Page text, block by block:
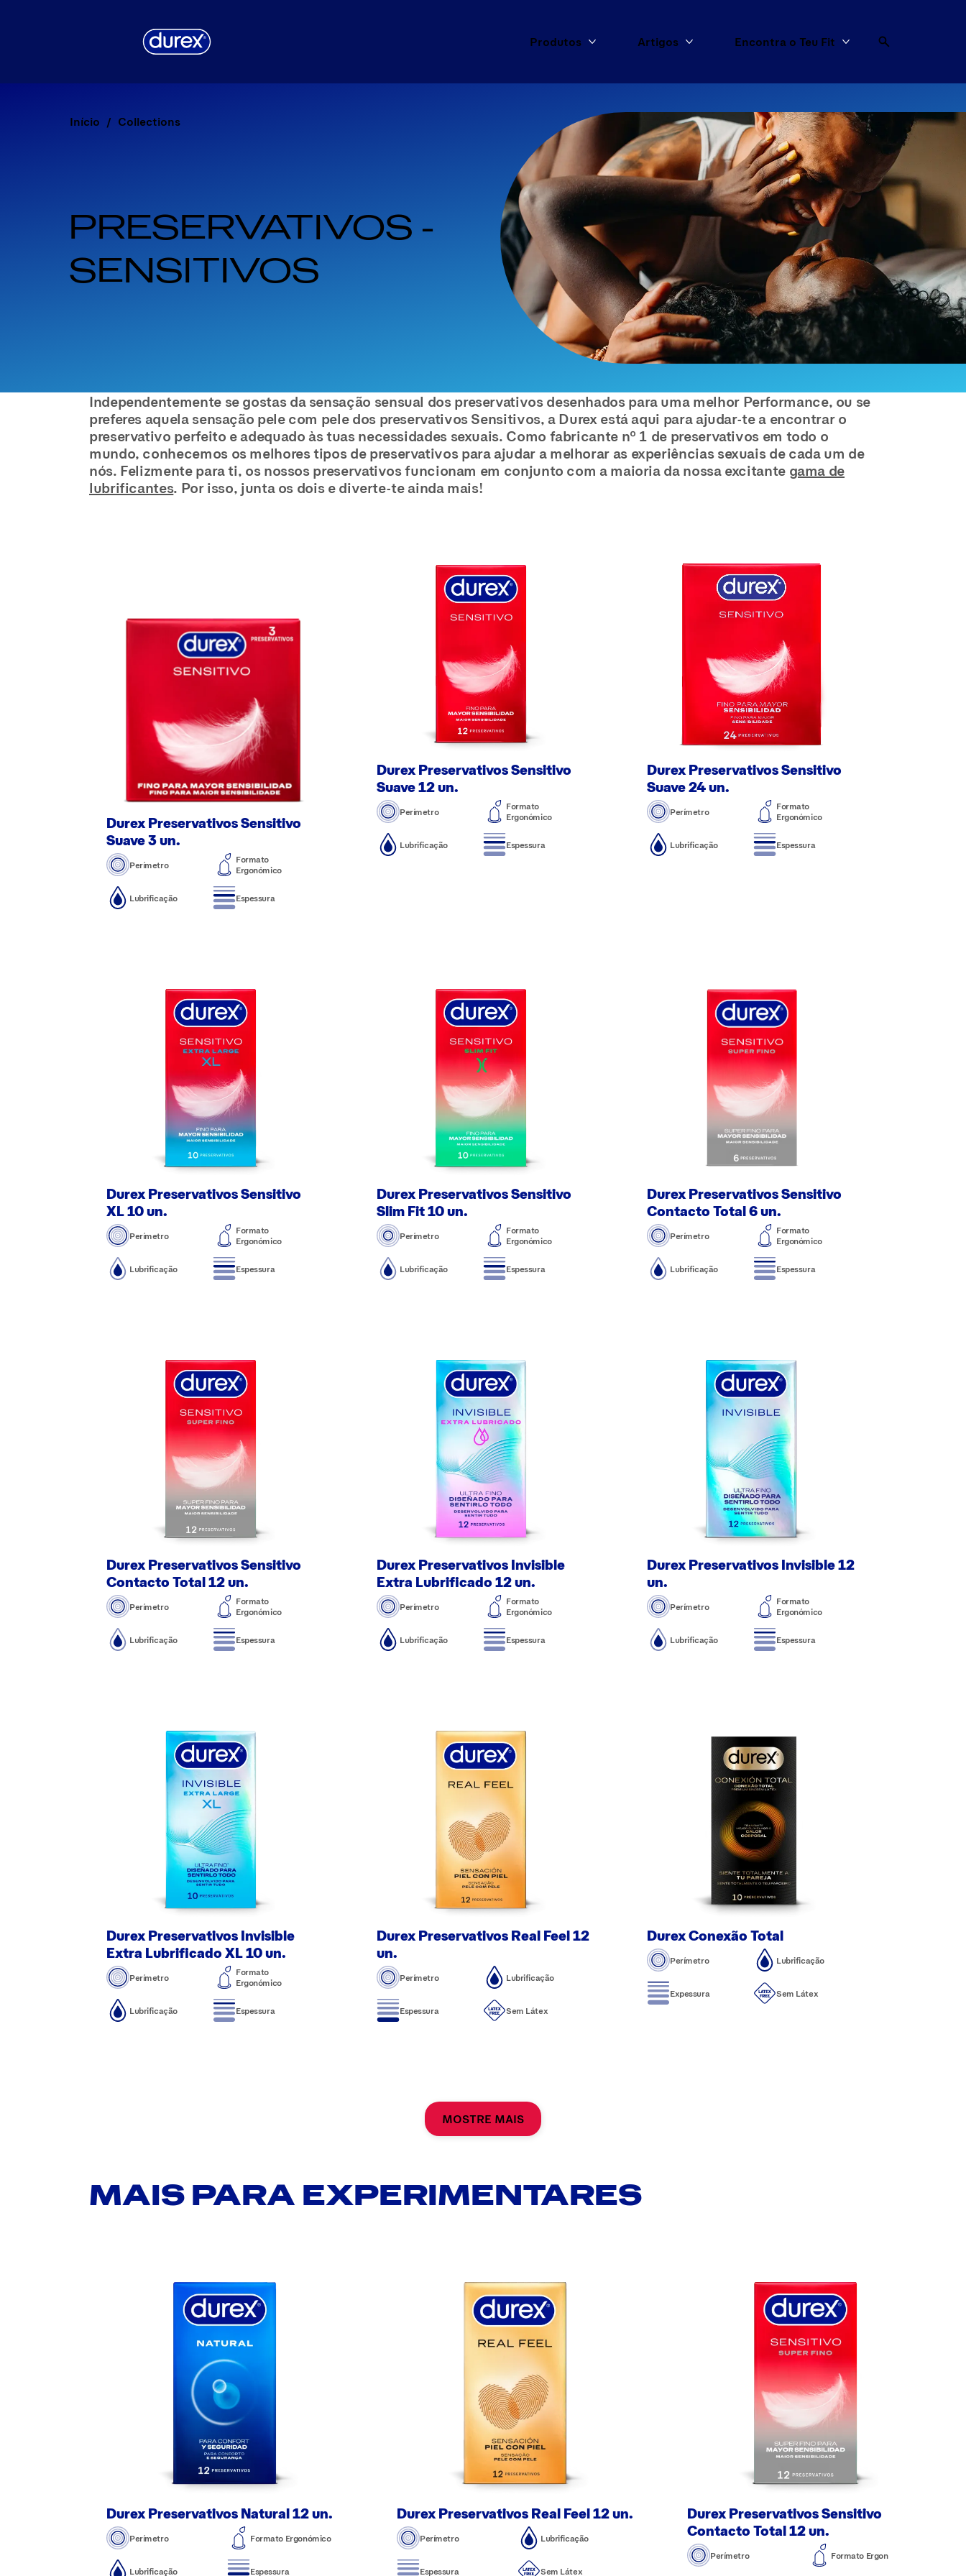
Produtos Mais Produtos
Artigos Mais ArtigosEncontra o Teu Fit Mais Encontra o Teu
Início Collections
PRESERVATIVOS -
SENSITIVOS
Independentemente se gostas da sensação sensual dos preservativos desenhados para uma melhor Performance, ou se
preferes aquela sensação pele com pele dos preservativos Sensitivos, a Durex está aqui para ajudar-te a encontrar o
preservativo perfeito e adequado às tuas necessidades sexuais. Como fabricante nº 1 de preservativos em todo o
mundo, conhecemos os melhores tipos de preservativos para ajudar a melhorar as experiências sexuais de cada um de
nós. Felizmente para ti, os nossos preservativos funcionam em conjunto com a maioria da nossa excitante gama de
lubrificantes. Por isso, junta os dois e diverte-te ainda mais!
Durex Preservativos Sensitivo
Suave 3 un.
Perímetro
Formato
Ergonómico
Lubrificação Espessura
Durex Preservativos Sensitivo
Suave 12 un.
Perímetro
Formato
Ergonómico
Lubrificação Espessura
Durex Preservativos Sensitivo
Suave 24 un.
Perímetro
Formato
Ergonómico
Lubrificação Espessura
Durex Preservativos Sensitivo
XL 10 un.
Perímetro
Formato
Ergonómico
Lubrificação Espessura
Durex Preservativos Sensitivo
Slim Fit 10 un.
Perímetro
Formato
Ergonómico
Lubrificação Espessura
Durex Preservativos Sensitivo
Contacto Total 6 un.
Perímetro
Formato
Ergonómico
Lubrificação Espessura
Durex Preservativos Sensitivo
Contacto Total 12 un.
Perímetro
Formato
Ergonómico
Lubrificação Espessura
Durex Preservativos Invisible
Extra Lubrificado 12 un.
Perímetro
Formato
Ergonómico
Lubrificação Espessura
Durex Preservativos Invisible 12
un.
Perímetro
Formato
Ergonómico
Lubrificação Espessura
Durex Preservativos Invisible
Extra Lubrificado XL 10 un.
Perímetro
Formato
Ergonómico
Lubrificação Espessura
Durex Preservativos Real Feel 12
un.
Perímetro Lubrificação
Espessura Sem Látex
Durex Conexão Total
Perímetro Lubrificação
Expessura Sem Látex
MOSTRE MAIS
MAIS PARA EXPERIMENTARES
Durex Preservativos Natural 12 un.
Perímetro Formato Ergonómico
Lubrificação Espessura
Durex Preservativos Real Feel 12 un.
Perímetro Lubrificação
Espessura Sem Látex
Durex Preservativos Sensitivo
Contacto Total 12 un.
Perímetro Formato Ergonómico